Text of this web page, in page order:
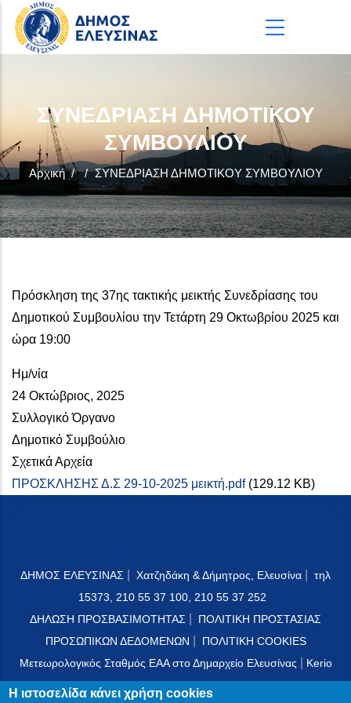
Παράκαμψη προς το κυρίως περιεχόμενο
ΣΥΝΕΔΡΙΑΣΗ ΔΗΜΟΤΙΚΟΥ
ΣΥΜΒΟΥΛΙΟΥ
Αρχική / / ΣΥΝΕΔΡΙΑΣΗ ΔΗΜΟΤΙΚΟΥ ΣΥΜΒΟΥΛΙΟΥ
Πρόσκληση της 37ης τακτικής μεικτής Συνεδρίασης του
Δημοτικού Συμβουλίου την Τετάρτη 29 Οκτωβρίου 2025 και
ώρα 19:00
Ημ/νία
24 Οκτώβριος, 2025
Συλλογικό Όργανο
Δημοτικό Συμβούλιο
Σχετικά Αρχεία
ΠΡΟΣΚΛΗΣΗΣ Δ.Σ 29-10-2025 μεικτή.pdf (129.12 KB)
ΔΗΜΟΣ ΕΛΕΥΣΙΝΑΣ Χατζηδάκη & Δήμητρος, Ελευσίνα
τηλ
15373, 210 55 37 100, 210 55 37 252
ΔΗΛΩΣΗ ΠΡΟΣΒΑΣΙΜΟΤΗΤΑΣ
ΠΟΛΙΤΙΚΗ ΠΡΟΣΤΑΣΙΑΣ
ΠΡΟΣΩΠΙΚΩΝ ΔΕΔΟΜΕΝΩΝ
ΠΟΛΙΤΙΚΗ COOKIES
Μετεωρολογικός Σταθμός ΕΑΑ στο Δημαρχείο Ελευσίνας
Kerio
Mail Server
Η ιστοσελίδα κάνει χρήση cookies